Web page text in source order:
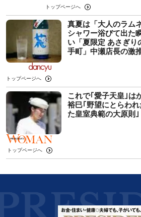
トップページへ
真夏は「大人のラム
シャワー浴びて出た
い「夏限定 あさぎり
手町」中瀬店長の激
トップページへ
これで｢愛子天皇｣は
裕巳｢野望にとらわ
た皇室典範の大原則｣
トップページへ